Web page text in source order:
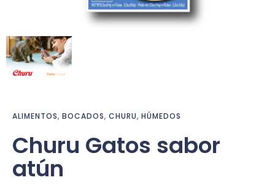
ALIMENTOS, BOCADOS, CHURU, HÚMEDOS
Churu Gatos sabor
atún